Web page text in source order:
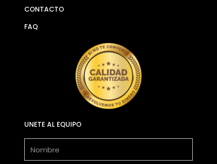
CONTACTO
FAQ
UNETE AL EQUIPO